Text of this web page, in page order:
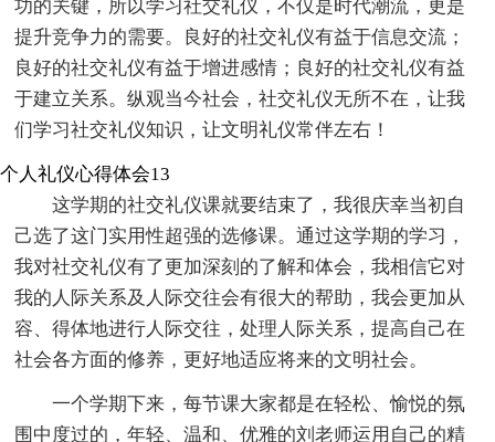
功的关键，所以学习社交礼仪，不仅是时代潮流，更是
提升竞争力的需要。良好的社交礼仪有益于信息交流；
良好的社交礼仪有益于增进感情；良好的社交礼仪有益
于建立关系。纵观当今社会，社交礼仪无所不在，让我
们学习社交礼仪知识，让文明礼仪常伴左右！
个人礼仪心得体会13
这学期的社交礼仪课就要结束了，我很庆幸当初自
己选了这门实用性超强的选修课。通过这学期的学习，
我对社交礼仪有了更加深刻的了解和体会，我相信它对
我的人际关系及人际交往会有很大的帮助，我会更加从
容、得体地进行人际交往，处理人际关系，提高自己在
社会各方面的修养，更好地适应将来的文明社会。
一个学期下来，每节课大家都是在轻松、愉悦的氛
围中度过的，年轻、温和、优雅的刘老师运用自己的精